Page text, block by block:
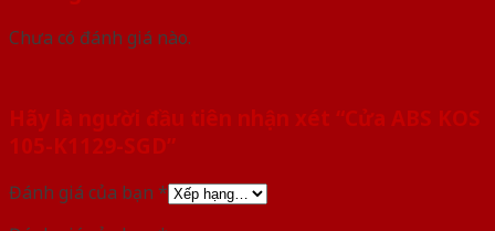
Chưa có đánh giá nào.
Hãy là người đầu tiên nhận xét “Cửa ABS KOS
105-K1129-SGD”
Đánh giá của bạn *